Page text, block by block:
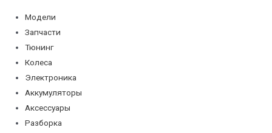
Модели
Запчасти
Тюнинг
Колеса
Электроника
Аккумуляторы
Аксессуары
Разборка